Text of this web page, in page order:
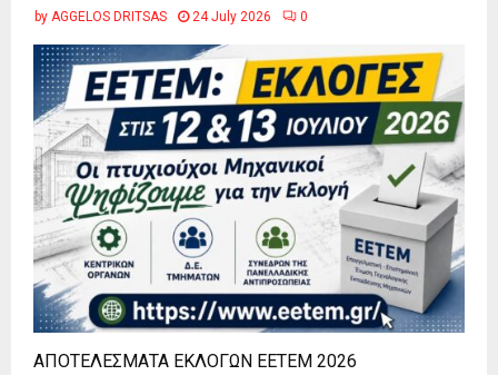
by AGGELOS DRITSAS 24 July 2026 0
ΑΠΟΤΕΛΕΣΜΑΤΑ ΕΚΛΟΓΩΝ ΕΕΤΕΜ 2026